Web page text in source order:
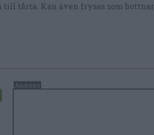
tårta. Kan även frysas som bottnar